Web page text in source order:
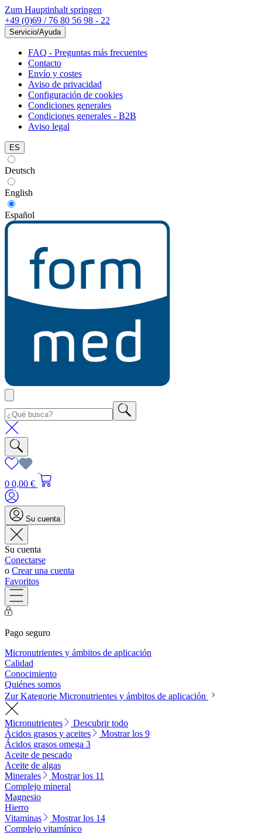
Zum Hauptinhalt springen
+49 (0)69 / 76 80 56 98 - 22
Servicio/Ayuda
FAQ - Preguntas más frecuentes
Contacto
Envío y costes
Aviso de privacidad
Configuración de cookies
Condiciones generales
Condiciones generales - B2B
Aviso legal
ES
Deutsch
English
Español
0 0,00 €
Su cuenta
Su cuenta
Conectarse
o Crear una cuenta
Favoritos
Pago seguro
Micronutrientes y ámbitos de aplicación
Calidad
Conocimiento
Quiénes somos
Zur Kategorie Micronutrientes y ámbitos de aplicación
Micronutrientes
Descubrir todo
Ácidos grasos y aceites
Mostrar los 9
Ácidos grasos omega 3
Aceite de pescado
Aceite de algas
Minerales
Mostrar los 11
Complejo mineral
Magnesio
Hierro
Vitaminas
Mostrar los 14
Complejo vitamínico